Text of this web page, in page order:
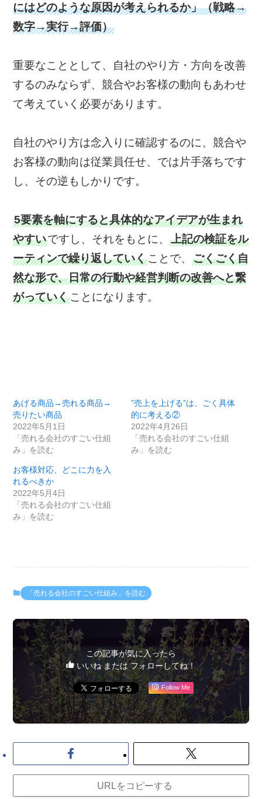
にはどのような原因が考えられるか」（戦略→
数字→実行→評価）
重要なこととして、自社のやり方・方向を改善
するのみならず、競合やお客様の動向もあわせ
て考えていく必要があります。
自社のやり方は念入りに確認するのに、競合や
お客様の動向は従業員任せ、では片手落ちです
し、その逆もしかりです。
5要素を軸にすると具体的なアイデアが生まれ
やすいですし、それをもとに、上記の検証をル
ーティンで繰り返していくことで、ごくごく自
然な形で、日常の行動や経営判断の改善へと繋
がっていくことになります。
あげる商品→売れる商品→
売りたい商品
2022年5月1日
「売れる会社のすごい仕組
み」を読む
”売上を上げる”は、ごく具体
的に考える②
2022年4月26日
「売れる会社のすごい仕組
み」を読む
お客様対応、どこに力を入
れるべきか
2022年5月4日
「売れる会社のすごい仕組
み」を読む
「売れる会社のすごい仕組み」を読む
この記事が気に入ったら
いいね または フォローしてね！
Follow Me
URLをコピーする